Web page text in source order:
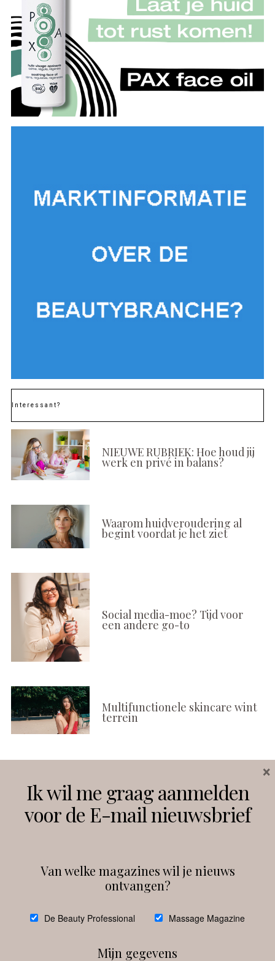
Interessant?
NIEUWE RUBRIEK: Hoe houd jij
werk en privé in balans?
Waarom huidveroudering al
begint voordat je het ziet
Social media-moe? Tijd voor
een andere go-to
Multifunctionele skincare wint
terrein
Instagram Facebook
debeautyprofessional
Ik wil me graag aanmelden
voor de E-mail nieuwsbrief
Van welke magazines wil je nieuws
ontvangen?
De Beauty Professional Massage Magazine
Mijn gegevens
×